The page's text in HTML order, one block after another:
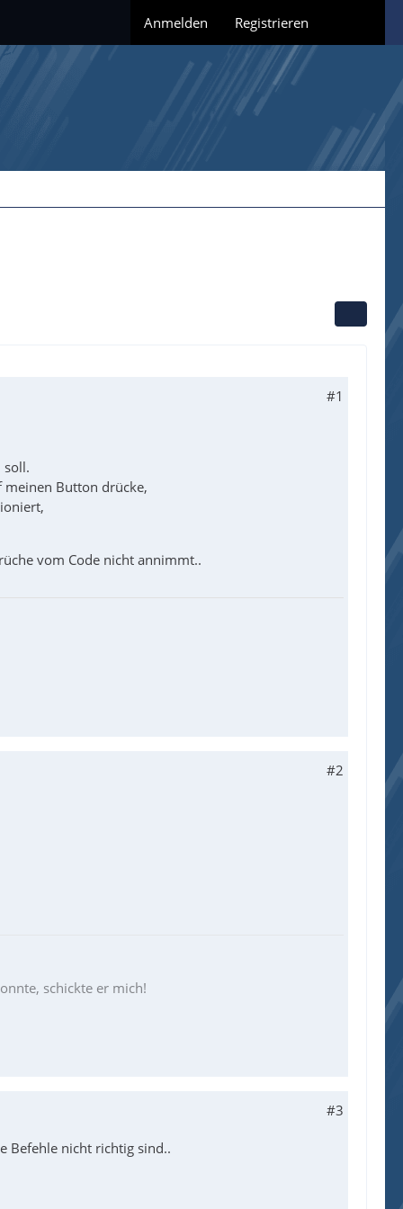
Anmelden Registrieren
#1
soll.
Button drücke,
vom Code nicht annimmt..
#2
schickte er mich!
#3
Befehle nicht richtig sind..